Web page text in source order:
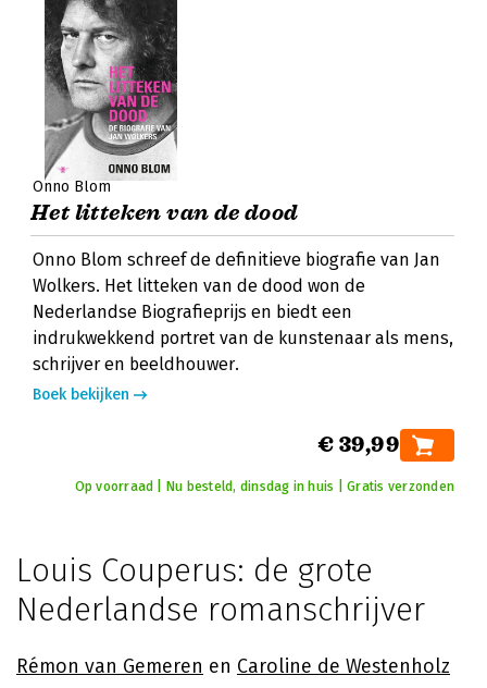
Onno Blom
Het litteken van de dood
Onno Blom schreef de definitieve biografie van Jan
Wolkers. Het litteken van de dood won de
Nederlandse Biografieprijs en biedt een
indrukwekkend portret van de kunstenaar als mens,
schrijver en beeldhouwer.
Boek bekijken
€ 39,99
Op voorraad | Nu besteld, dinsdag in huis | Gratis verzonden
Louis Couperus: de grote
Nederlandse romanschrijver
Rémon van Gemeren en Caroline de Westenholz